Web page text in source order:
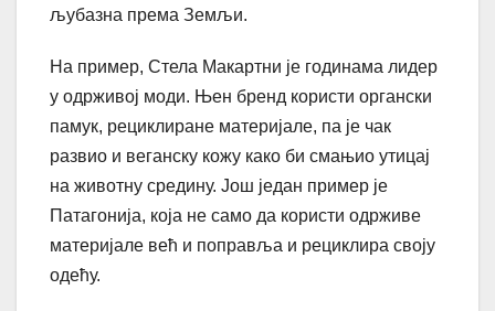
љубазна према Земљи.
На пример, Стела Макартни је годинама лидер
у одрживој моди. Њен бренд користи органски
памук, рециклиране материјале, па је чак
развио и веганску кожу како би смањио утицај
на животну средину. Још један пример је
Патагонија, која не само да користи одрживе
материјале већ и поправља и рециклира своју
одећу.